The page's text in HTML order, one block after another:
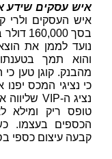
איש עסקים שידע
איש העסקים ולרי
בסך
נועד לממן את
והוא תמך
מהבנק. קוגן טען
כי נציגי המכס
נציג ה-VIP שליווה
טופס ריק
הכספים בעצמו.
קבעה עיצום כספי בסך 120,000 ₪.